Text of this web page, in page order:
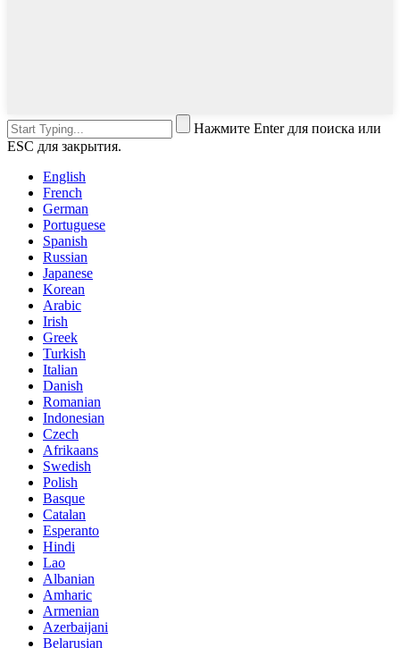
Нажмите Enter для поиска или
ESC для закрытия.
English
French
German
Portuguese
Spanish
Russian
Japanese
Korean
Arabic
Irish
Greek
Turkish
Italian
Danish
Romanian
Indonesian
Czech
Afrikaans
Swedish
Polish
Basque
Catalan
Esperanto
Hindi
Lao
Albanian
Amharic
Armenian
Azerbaijani
Belarusian